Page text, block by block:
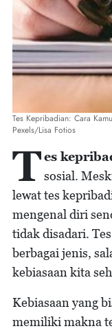
Tes Kepribadian: Cara
Pexels/Lisa Fotios
Tes
sosial.
lewat tes
mengenal diri
tidak disadari.
berbagai jenis,
kebiasaan kita
Kebiasaan yang
memiliki makna